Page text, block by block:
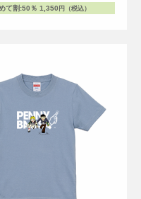
て割:50％ 1,350 円（税込）